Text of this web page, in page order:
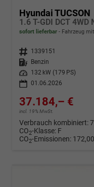
Hyundai TUCSON
sofort lieferbar Fahrzeug
Fahrzeugnr. 1339151
Kraftstoff
Benzin
Leistung
132 kW (179 PS)
01.06.2026
37.184,– €
incl. 19% MwSt.
Verbrauch kombiniert:
CO2-Klasse: F
CO2-Emissionen: